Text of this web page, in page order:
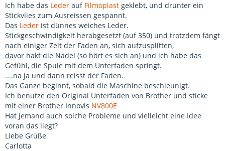
Ich habe das Leder auf Filmoplast geklebt, und drunter ein
Stickvlies zum Ausreissen gespannt.
Das Leder ist dünnes weiches Leder.
Stickgeschwindigkeit herabgesetzt (auf 350) und trotzdem fängt
nach einiger Zeit der Faden an, sich aufzusplitten,
davor hakt die Nadel (so hört es sich an) und ich habe das
Gefühl, die Spule mit dem Unterfaden springt.
....na ja und dann reisst der Faden.
Das Ganze beginnt, sobald die Maschine beschleunigt.
Ich benutze den Original Unterfaden von Brother und sticke
mit einer Brother Innovis NV800E
Hat jemand auch solche Probleme und vielleicht eine Idee
voran das liegt?
Liebe Grüße
Carlotta